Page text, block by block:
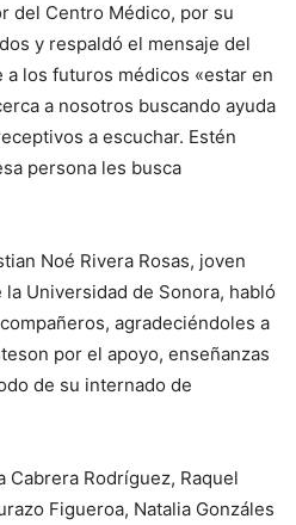
del Centro Médico, por su
y respaldó el mensaje del
los futuros médicos «estar en
a nosotros buscando ayuda
a escuchar. Estén
persona les busca
Noé Rivera Rosas, joven
Universidad de Sonora, habló
agradeciéndoles a
por el apoyo, enseñanzas
de su internado de
Cabrera Rodríguez, Raquel
Figueroa, Natalia Gonzáles